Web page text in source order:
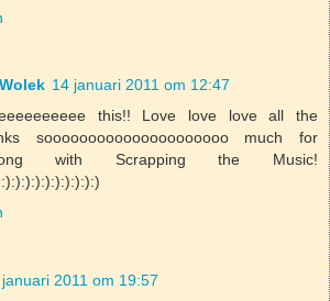
14 januari 2011 om 12:47
this!! Love love love all the
sooooooooooooooooooooo much for
with Scrapping the Music!
2011 om 19:57